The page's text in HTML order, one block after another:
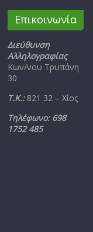
Επικοινωνία
Διεύθυνση
Αλληλογραφίας
Κων/νου Τρυπάνη
30
Τ.Κ.: 821 32 – Χίος
Τηλέφωνο: 698
1752 485